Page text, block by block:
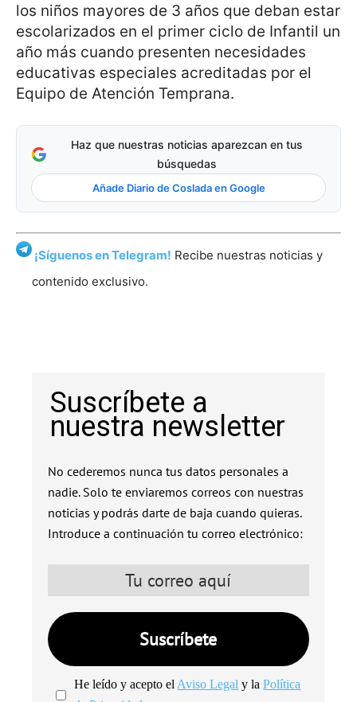
los niños mayores de 3 años que deban estar
escolarizados en el primer ciclo de Infantil un
año más cuando presenten necesidades
educativas especiales acreditadas por el
Equipo de Atención Temprana.
Haz que nuestras noticias aparezcan en tus
búsquedas
Añade Diario de Coslada en Google
¡Síguenos en Telegram! Recibe nuestras noticias y
contenido exclusivo.
Suscríbete a
nuestra newsletter
No cederemos nunca tus datos personales a
nadie. Solo te enviaremos correos con nuestras
noticias y podrás darte de baja cuando quieras.
Introduce a continuación tu correo electrónico:
He leído y acepto el Aviso Legal y laPolítica